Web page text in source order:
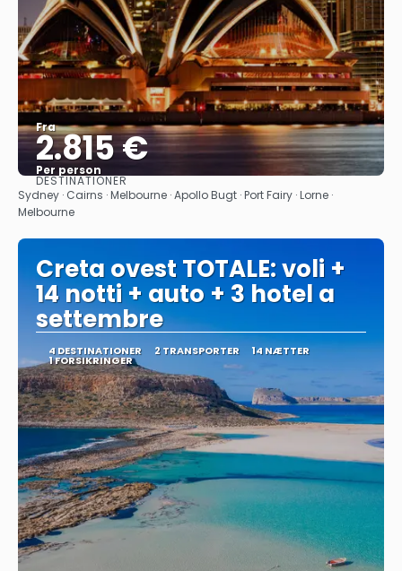
Fra
2.815 €
Per person
Se
DESTINATIONER
Sydney · Cairns · Melbourne · Apollo Bugt · Port Fairy · Lorne ·
Melbourne
Creta ovest TOTALE: voli +
14 notti + auto + 3 hotel a
settembre
4 DESTINATIONER 2 TRANSPORTER 14 NÆTTER
1 FORSIKRINGER